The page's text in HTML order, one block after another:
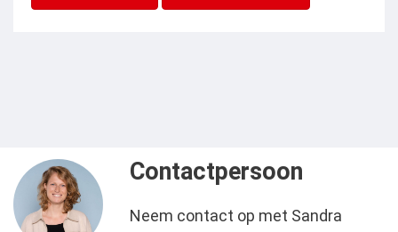
Contactpersoon
Neem contact op met Sandra